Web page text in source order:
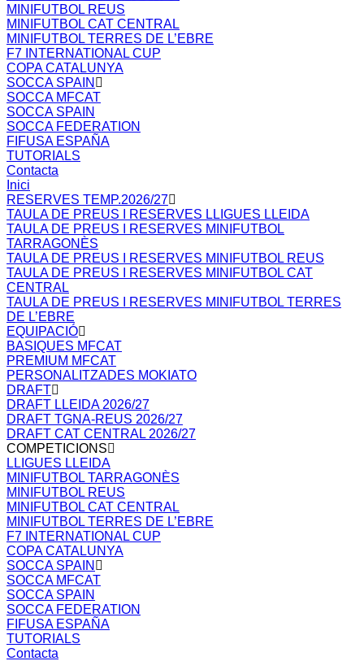
MINIFUTBOL REUS
MINIFUTBOL CAT CENTRAL
MINIFUTBOL TERRES DE L’EBRE
F7 INTERNATIONAL CUP
COPA CATALUNYA
SOCCA SPAIN
SOCCA MFCAT
SOCCA SPAIN
SOCCA FEDERATION
FIFUSA ESPAÑA
TUTORIALS
Contacta
Inici
RESERVES TEMP.2026/27
TAULA DE PREUS I RESERVES LLIGUES LLEIDA
TAULA DE PREUS I RESERVES MINIFUTBOL
TARRAGONÈS
TAULA DE PREUS I RESERVES MINIFUTBOL REUS
TAULA DE PREUS I RESERVES MINIFUTBOL CAT
CENTRAL
TAULA DE PREUS I RESERVES MINIFUTBOL TERRES
DE L’EBRE
EQUIPACIÓ
BASIQUES MFCAT
PREMIUM MFCAT
PERSONALITZADES MOKIATO
DRAFT
DRAFT LLEIDA 2026/27
DRAFT TGNA-REUS 2026/27
DRAFT CAT CENTRAL 2026/27
COMPETICIONS
LLIGUES LLEIDA
MINIFUTBOL TARRAGONÈS
MINIFUTBOL REUS
MINIFUTBOL CAT CENTRAL
MINIFUTBOL TERRES DE L’EBRE
F7 INTERNATIONAL CUP
COPA CATALUNYA
SOCCA SPAIN
SOCCA MFCAT
SOCCA SPAIN
SOCCA FEDERATION
FIFUSA ESPAÑA
TUTORIALS
Contacta